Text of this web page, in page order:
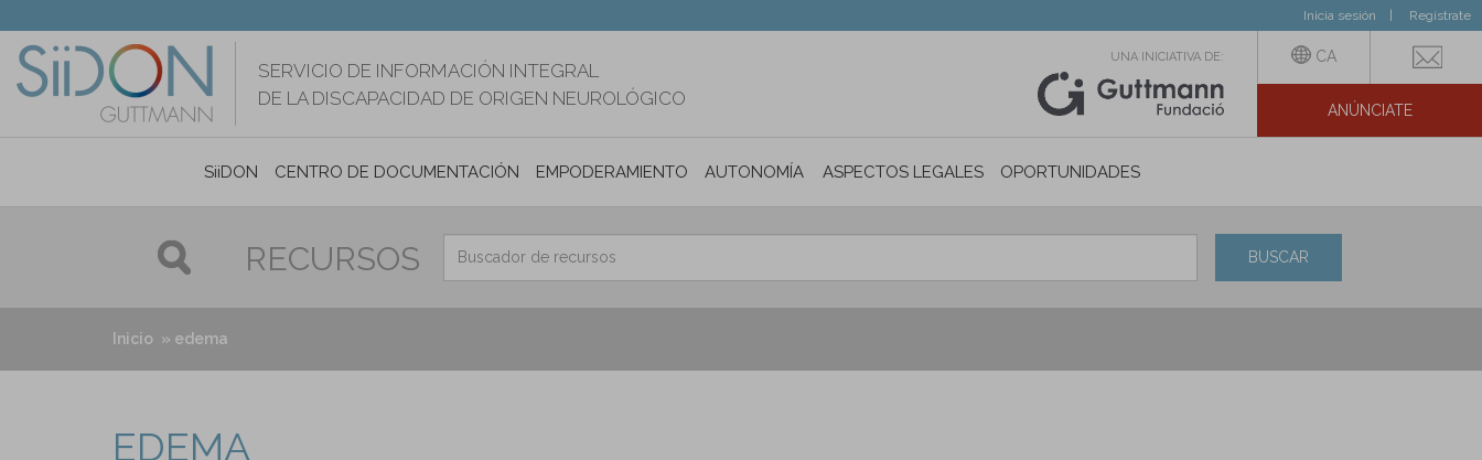
contenido
principal
Inicia sesión Regístrate
SERVICIO DE INFORMACIÓN INTEGRAL
DE LA DISCAPACIDAD DE ORIGEN NEUROLÓGICO
UNA INICIATIVA DE: CA
ANÚNCIATE
SiiDON CENTRO DE DOCUMENTACIÓN EMPODERAMIENTO AUTONOMÍA PERSONAL E INCLUSIÓN SOCIAL
ASPECTOS LEGALES OPORTUNIDADES
RECURSOS BUSCAR
Inicio edema
EDEMA